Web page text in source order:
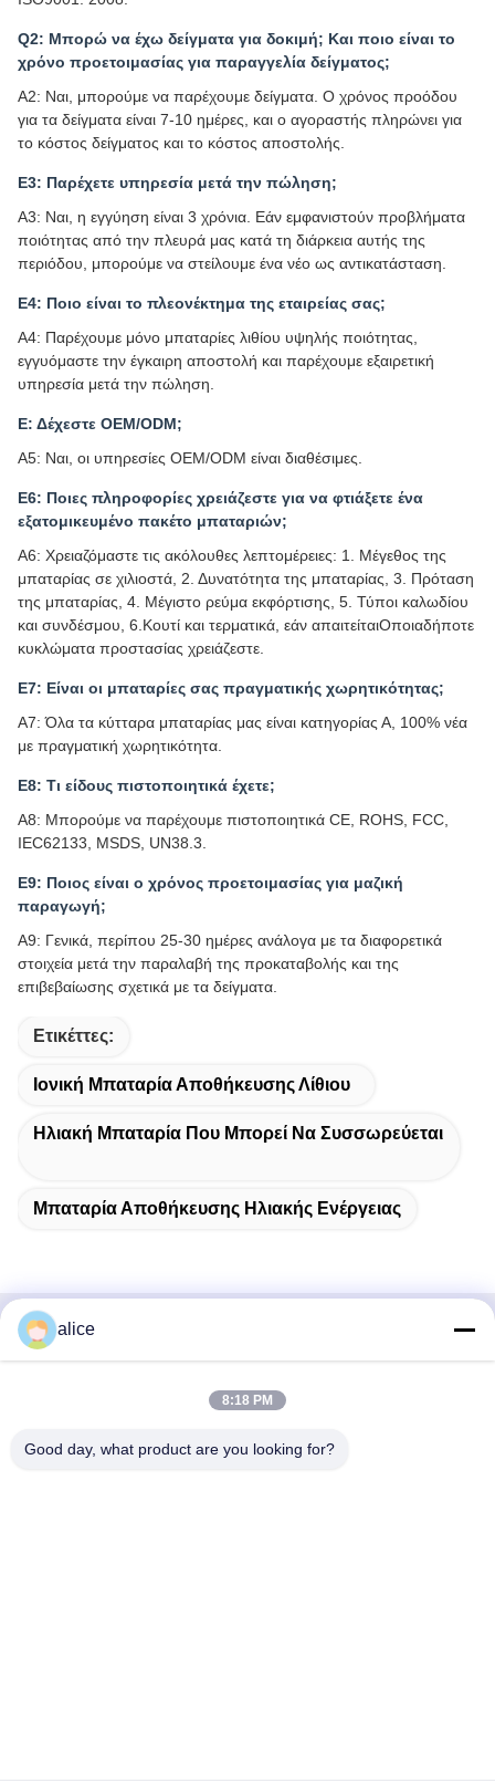
Q2: Μπορώ να έχω δείγματα για δοκιμή; Και ποιο είναι το
χρόνο προετοιμασίας για παραγγελία δείγματος;
Α2: Ναι, μπορούμε να παρέχουμε δείγματα. Ο χρόνος προόδου
για τα δείγματα είναι 7-10 ημέρες, και ο αγοραστής πληρώνει για
το κόστος δείγματος και το κόστος αποστολής.
Ε3: Παρέχετε υπηρεσία μετά την πώληση;
Α3: Ναι, η εγγύηση είναι 3 χρόνια. Εάν εμφανιστούν προβλήματα
ποιότητας από την πλευρά μας κατά τη διάρκεια αυτής της
περιόδου, μπορούμε να στείλουμε ένα νέο ως αντικατάσταση.
Ε4: Ποιο είναι το πλεονέκτημα της εταιρείας σας;
Α4: Παρέχουμε μόνο μπαταρίες λιθίου υψηλής ποιότητας,
εγγυόμαστε την έγκαιρη αποστολή και παρέχουμε εξαιρετική
υπηρεσία μετά την πώληση.
Ε: Δέχεστε OEM/ODM;
Α5: Ναι, οι υπηρεσίες OEM/ODM είναι διαθέσιμες.
Ε6: Ποιες πληροφορίες χρειάζεστε για να φτιάξετε ένα
εξατομικευμένο πακέτο μπαταριών;
Α6: Χρειαζόμαστε τις ακόλουθες λεπτομέρειες: 1. Μέγεθος της
μπαταρίας σε χιλιοστά, 2. Δυνατότητα της μπαταρίας, 3. Πρόταση
της μπαταρίας, 4. Μέγιστο ρεύμα εκφόρτισης, 5. Τύποι καλωδίου
και συνδέσμου, 6.Κουτί και τερματικά, εάν απαιτείταιΟποιαδήποτε
κυκλώματα προστασίας χρειάζεστε.
Ε7: Είναι οι μπαταρίες σας πραγματικής χωρητικότητας;
Α7: Όλα τα κύτταρα μπαταρίας μας είναι κατηγορίας Α, 100% νέα
με πραγματική χωρητικότητα.
Ε8: Τι είδους πιστοποιητικά έχετε;
Α8: Μπορούμε να παρέχουμε πιστοποιητικά CE, ROHS, FCC,
IEC62133, MSDS, UN38.3.
Ε9: Ποιος είναι ο χρόνος προετοιμασίας για μαζική
παραγωγή;
Α9: Γενικά, περίπου 25-30 ημέρες ανάλογα με τα διαφορετικά
στοιχεία μετά την παραλαβή της προκαταβολής και της
επιβεβαίωσης σχετικά με τα δείγματα.
Ετικέττες:
Ιονική Μπαταρία Αποθήκευσης Λίθιου
Ηλιακή Μπαταρία Που Μπορεί Να Συσσωρεύεται
Μπαταρία Αποθήκευσης Ηλιακής Ενέργειας
Γρήγορη επαφή
ζώνη υψηλής τεχνολογίας, πόλη Zaozhuang, Shandong,
alice
8:18 PM
Good day, what product are you looking for?